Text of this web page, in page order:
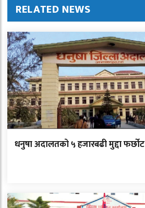
RELATED NEWS
धनुषा अदालतको ५ हजारबढी मुद्दा फर्छोट